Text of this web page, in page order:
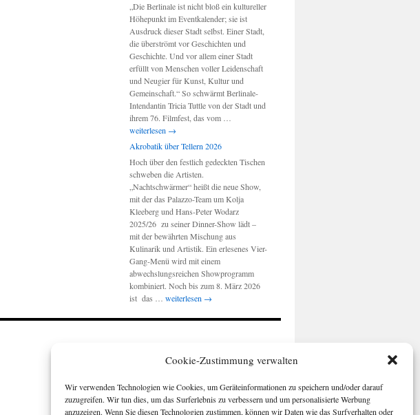
Cookie-Zustimmung verwalten
Wir verwenden Technologien wie Cookies, um Geräteinformationen zu speichern und/oder darauf
zuzugreifen. Wir tun dies, um das Surferlebnis zu verbessern und um personalisierte Werbung
anzuzeigen. Wenn Sie diesen Technologien zustimmen, können wir Daten wie das Surfverhalten oder
sind
am
Leben“
„Die Berlinale ist nicht bloß ein kultureller
Höhepunkt im Eventkalender; sie ist
Ausdruck dieser Stadt selbst. Einer Stadt,
die überströmt vor Geschichten und
Geschichte. Und vor allem einer Stadt
erfüllt von Menschen voller Leidenschaft
und Neugier für Kunst, Kultur und
Gemeinschaft.“ So schwärmt Berlinale-
Intendantin Tricia Tuttle von der Stadt und
ihrem 76. Filmfest, das vom …
Stadt“
weiterlesen →
Akrobatik über Tellern 2026
Hoch über den festlich gedeckten Tischen
schweben die Artisten.
„Nachtschwärmer“ heißt die neue Show,
mit der das Palazzo-Team um Kolja
Kleeberg und Hans-Peter Wodarz
2025/26 zu seiner Dinner-Show lädt –
mit der bewährten Mischung aus
Kulinarik und Artistik. Ein erlesenes Vier-
Gang-Menü wird mit einem
abwechslungsreichen Showprogramm
kombiniert. Noch bis zum 8. März 2026
ist das … Akrobatik
Tellern
weiterlesen →